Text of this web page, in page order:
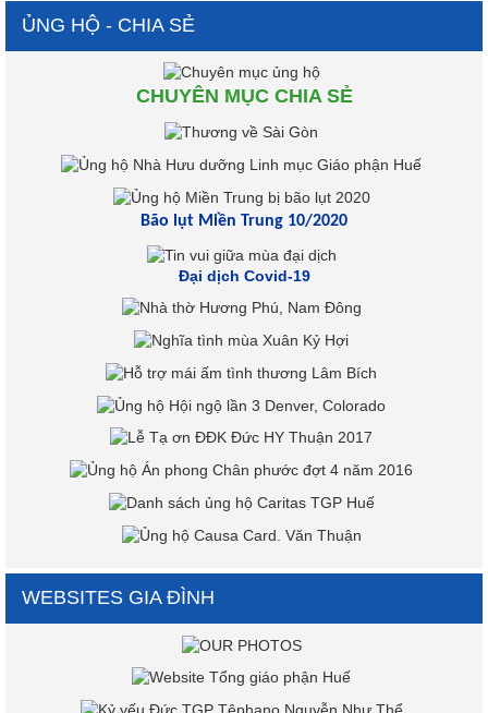
ỦNG HỘ - CHIA SẺ
CHUYÊN MỤC CHIA SẺ
Bão lụt Miền Trung 10/2020
Đại dịch Covid-19
WEBSITES GIA ĐÌNH